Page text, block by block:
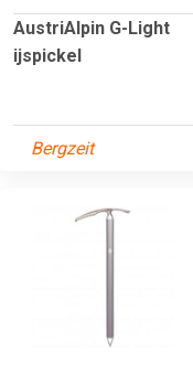
AustriAlpin G-Light
ijspickel
Bergzeit